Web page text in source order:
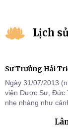
Lịch
Sư Trưởng Hải
Ngày 31/07/2013
viện Dược Sư, Đức
nhẹ nhàng như